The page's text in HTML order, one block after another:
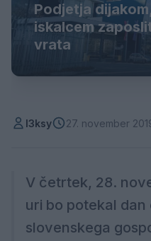
Podjetja
iskalcem
vrata
l3ksy 27. november
V četrtek, 28.
uri bo potekal
slovenskega